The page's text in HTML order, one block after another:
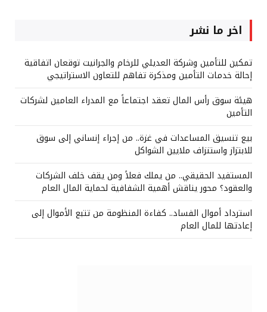
اخر ما نشر
تمكين للتأمين وشركة العديلي للرخام والجرانيت توقعان اتفاقية
إحالة خدمات التأمين ومذكرة تفاهم للتعاون الاستراتيجي
هيئة سوق رأس المال تعقد اجتماعاً مع المدراء العامين لشركات
التأمين
بيع تنسيق المساعدات في غزة.. من إجراء إنساني إلى سوق
للابتزاز واستنزاف ملايين الشواكل
المستفيد الحقيقي.. من يملك فعلاً ومن يقف خلف الشركات
والعقود؟ محور يناقش أهمية الشفافية لحماية المال العام
استرداد أموال الفساد.. كفاءة المنظومة من تتبع الأموال إلى
إعادتها للمال العام